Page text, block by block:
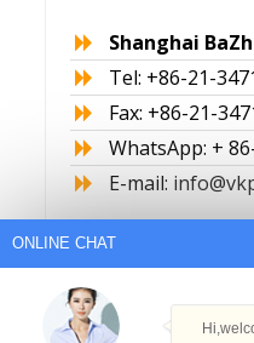
Shanghai
Tel: +86-21-
Fax: +86-21-
WhatsApp: +
E-mail:
ONLINE CHAT